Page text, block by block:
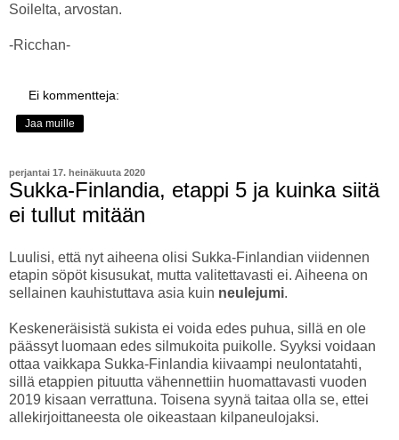
Soilelta, arvostan.
-Ricchan-
Ei kommentteja:
Jaa muille
perjantai 17. heinäkuuta 2020
Sukka-Finlandia, etappi 5 ja kuinka siitä
ei tullut mitään
Luulisi, että nyt aiheena olisi Sukka-Finlandian viidennen
etapin söpöt kisusukat, mutta valitettavasti ei. Aiheena on
sellainen kauhistuttava asia kuin neulejumi.
Keskeneräisistä sukista ei voida edes puhua, sillä en ole
päässyt luomaan edes silmukoita puikolle. Syyksi voidaan
ottaa vaikkapa Sukka-Finlandia kiivaampi neulontatahti,
sillä etappien pituutta vähennettiin huomattavasti vuoden
2019 kisaan verrattuna. Toisena syynä taitaa olla se, ettei
allekirjoittaneesta ole oikeastaan kilpaneulojaksi.